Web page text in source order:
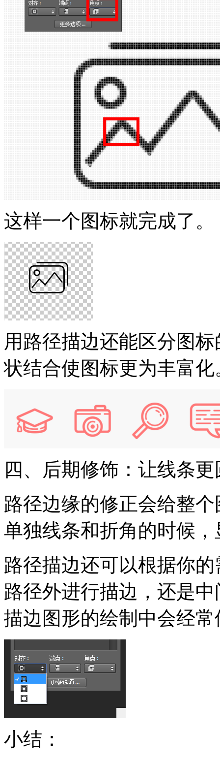
这样一个图标就完成了。
用路径描边还能区分图
状结合使图标更为丰富化
四、后期修饰：让线条更
路径边缘的修正会给整
单独线条和折角的时候
路径描边还可以根据你
路径外进行描边，还是
描边图形的绘制中会经
小结：